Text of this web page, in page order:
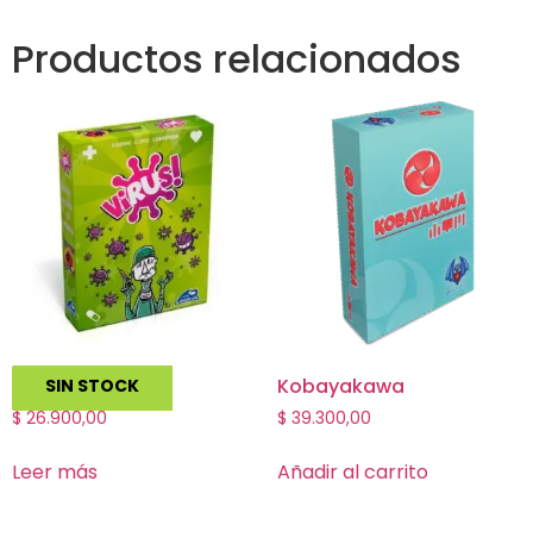
Productos relacionados
SIN STOCK
Virus!
$26.900,00
Leer más
Kobayakawa
$ 39.300,00
Añadir al carrito